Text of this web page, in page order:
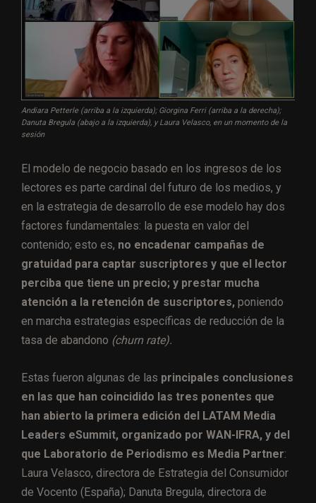
Andiara Petterle (arriba a la izquierda); Giorgina Ferri (arriba a la derecha);
Danuta Bregula (abajo a la izquierda), y Laura Velasco, en un momento de la
sesión
El modelo de negocio basado en los ingresos de los
lectores es parte cardinal del futuro de los medios, y
en la estrategia de desarrollo de ese modelo hay dos
factores fundamentales: la puesta en valor del
contenido; esto es, no encadenar campañas de
gratuidad para captar suscriptores y que el lector
perciba que tiene un precio; y prestar mucha
atención a la retención de suscriptores, poniendo
en marcha estrategias específicas de reducción de la
tasa de abandono (churn rate).
Estas fueron algunas de las principales conclusiones
en las que han coincidido las tres ponentes que
han abierto la primera edición del LATAM Media
Leaders eSummit, organizado por WAN-IFRA, y del
que Laboratorio de Periodismo es Media Partner:
Laura Velasco, directora de Estrategia del Consumidor
de Vocento (España); Danuta Bregula, directora de